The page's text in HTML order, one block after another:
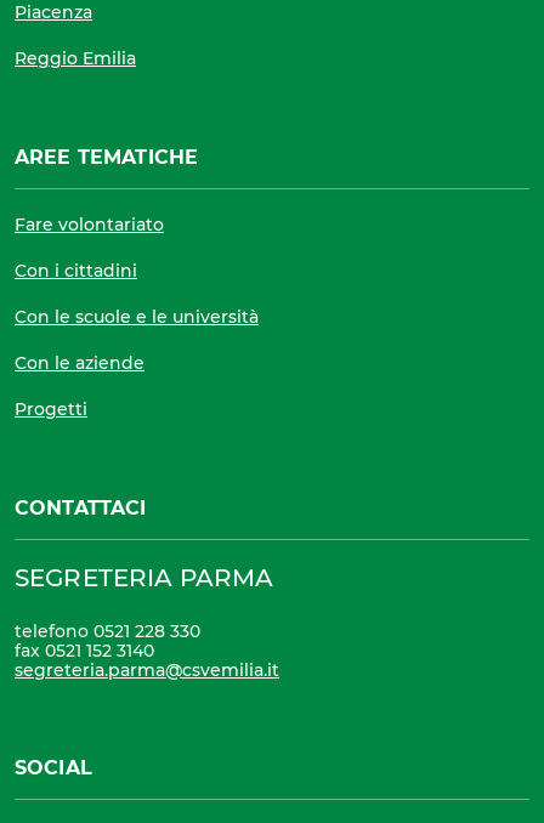
Piacenza
Reggio Emilia
AREE TEMATICHE
Fare volontariato
Con i cittadini
Con le scuole e le università
Con le aziende
Progetti
CONTATTACI
SEGRETERIA PARMA
telefono 0521 228 330
fax 0521 152 3140
segreteria.parma@csvemilia.it
SOCIAL